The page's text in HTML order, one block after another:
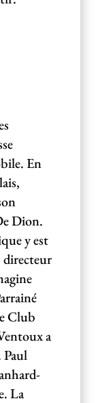
En
Dion.
y est
directeur
Club
a
La